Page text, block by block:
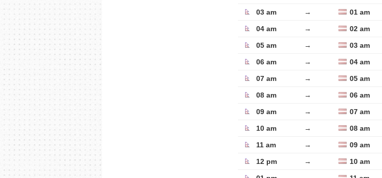
03 am → 01 am
04 am → 02 am
05 am → 03 am
06 am → 04 am
07 am → 05 am
08 am → 06 am
09 am → 07 am
10 am → 08 am
11 am → 09 am
12 pm → 10 am